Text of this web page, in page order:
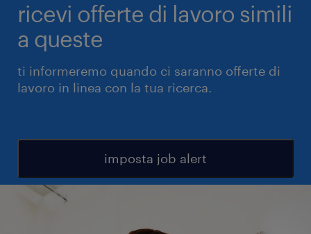
ricevi offerte di lavoro simili
a queste
ti informeremo quando ci saranno offerte di
lavoro in linea con la tua ricerca.
imposta job alert